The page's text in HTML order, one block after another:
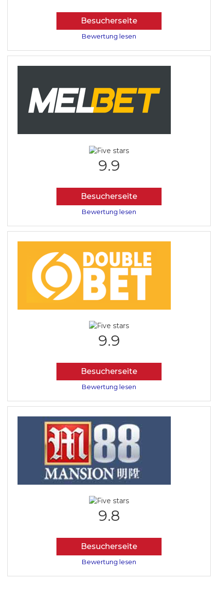
Besucherseite
Bewertung lesen
9.9
Besucherseite
Bewertung lesen
9.9
Besucherseite
Bewertung lesen
9.8
Besucherseite
Bewertung lesen